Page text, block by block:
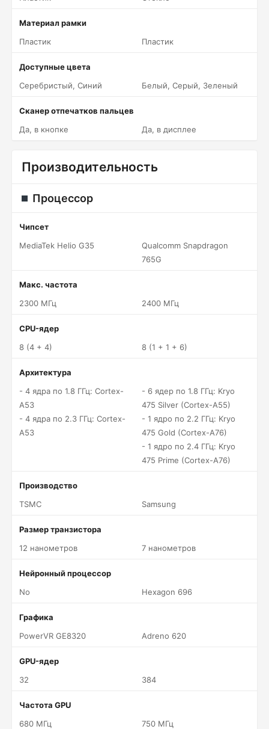
Материал рамки
Пластик
Пластик
Доступные цвета
Серебристый, Синий
Белый, Серый, Зеленый
Сканер отпечатков пальцев
Да, в кнопке
Да, в дисплее
Производительность
Процессор
Чипсет
MediaTek Helio G35
Qualcomm Snapdragon
765G
Макс. частота
2300 МГц
2400 МГц
CPU-ядер
8 (4 + 4)
8 (1 + 1 + 6)
Архитектура
- 4 ядра по 1.8 ГГц: Cortex-
A53
- 4 ядра по 2.3 ГГц: Cortex-
A53
- 6 ядер по 1.8 ГГц: Kryo
475 Silver (Cortex-A55)
- 1 ядро по 2.2 ГГц: Kryo
475 Gold (Cortex-A76)
- 1 ядро по 2.4 ГГц: Kryo
475 Prime (Cortex-A76)
Производство
TSMC
Samsung
Размер транзистора
12 нанометров
7 нанометров
Нейронный процессор
No
Hexagon 696
Графика
PowerVR GE8320
Adreno 620
GPU-ядер
32
384
Частота GPU
680 МГц
750 МГц